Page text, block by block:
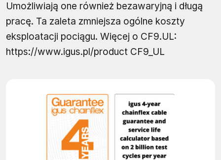
Umożliwiają one również bezawaryjną i długą
pracę. Ta zaleta zmniejsza ogólne koszty
eksploatacji pociągu. Więcej o CF9.UL:
https://www.igus.pl/product CF9_UL